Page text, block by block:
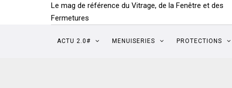
Le mag de référence du Vitrage, de la Fenêtre et des
Fermetures
ACTU 2.0# MENUISERIES PROTECTIONS